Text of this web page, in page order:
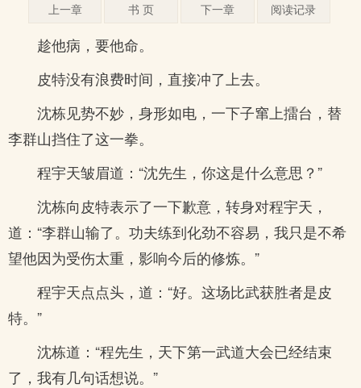
上一章 书 页 下一章 阅读记录
趁他病，要他命。
皮特没有浪费时间，直接冲了上去。
沈栋见势不妙，身形如电，一下子窜上擂台，替
李群山挡住了这一拳。
程宇天皱眉道：“沈先生，你这是什么意思？”
沈栋向皮特表示了一下歉意，转身对程宇天，
道：“李群山输了。功夫练到化劲不容易，我只是不希
望他因为受伤太重，影响今后的修炼。”
程宇天点点头，道：“好。这场比武获胜者是皮
特。”
沈栋道：“程先生，天下第一武道大会已经结束
了，我有几句话想说。”